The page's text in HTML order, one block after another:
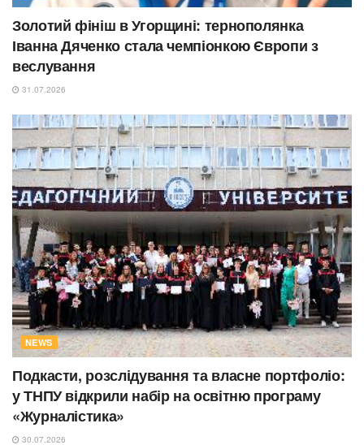
Золотий фініш в Угорщині: тернополянка
Іванна Дяченко стала чемпіонкою Європи з
веслування
31.07.2026
NEWS
Подкасти, розслідування та власне портфоліо:
у ТНПУ відкрили набір на освітню програму
«Журналістика»
30.07.2026